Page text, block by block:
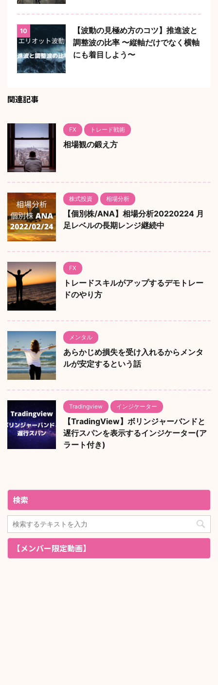
10
【波動の見極め方のコツ】推進波と
調整波の比率 〜縦軸だけでなく横軸
にも着目しよう〜
関連記事
FX トレード戦術
相場観の鍛え方
株式投資 相場分析
【個別株/ANA】相場分析20220224 月
足レベルの長期レンジ継続中
FX
トレードスキルがアップするデモトレー
ドのやり方
メンタル
あらかじめ損失を受け入れるからメンタ
ルが安定するという話
Tradingview インジケーター
【TradingView】ボリンジャーバンドと
遅行スパンを表示するインジケーター(ア
ラート付き)
検索
【メンバー限定動画】